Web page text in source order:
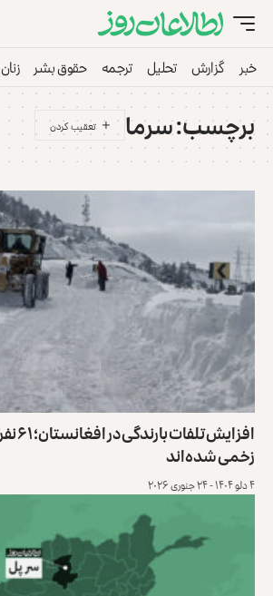
خبر گزارش تحلیل ترجمه حقوق بشر زنان
برچسب:سرما
زخمی شده‌اند
۴ دلو ۱۴۰۴ - ۲۴ جنوری ۲۰۲۶